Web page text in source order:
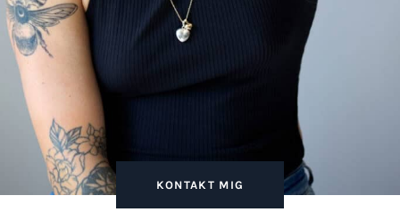
KONTAKT MIG